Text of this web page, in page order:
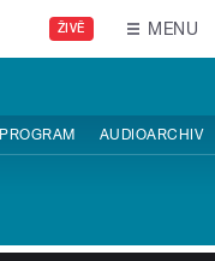
ŽIVĚ MENU
PROGRAM AUDIOARCHIV